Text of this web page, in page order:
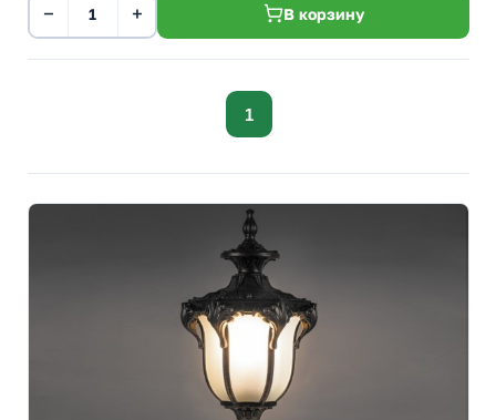
− + В корзину
1